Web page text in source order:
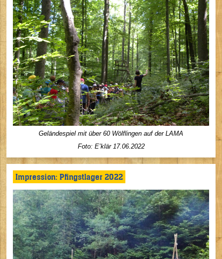
Geländespiel mit über 60 Wölflingen auf der LAMA
Foto: E’klär17.06.2022
Impression: Pfingstlager 2022